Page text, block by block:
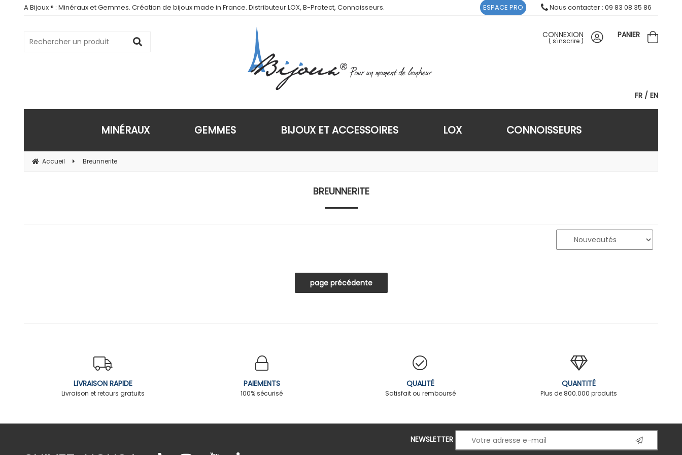
A Bijoux ® : Minéraux et Gemmes. Création de bijoux made in France. Distributeur LOX, B-Protect, Connoisseurs.
FR EN
CONNEXION
( s'inscrire )
PANIER
MINÉRAUX GEMMES BIJOUX ET ACCESSOIRES LOX CONNOISSEURS
Accueil Breunnerite
BREUNNERITE
ESPACE PRO Nous contacter : 09 83 08 35 86
LIVRAISON RAPIDE
Livraison et retours gratuits
PAIEMENTS
100% sécurisé
QUALITÉ
Satisfait ou remboursé
QUANTITÉ
Plus de 800.000 produits
NEWSLETTER